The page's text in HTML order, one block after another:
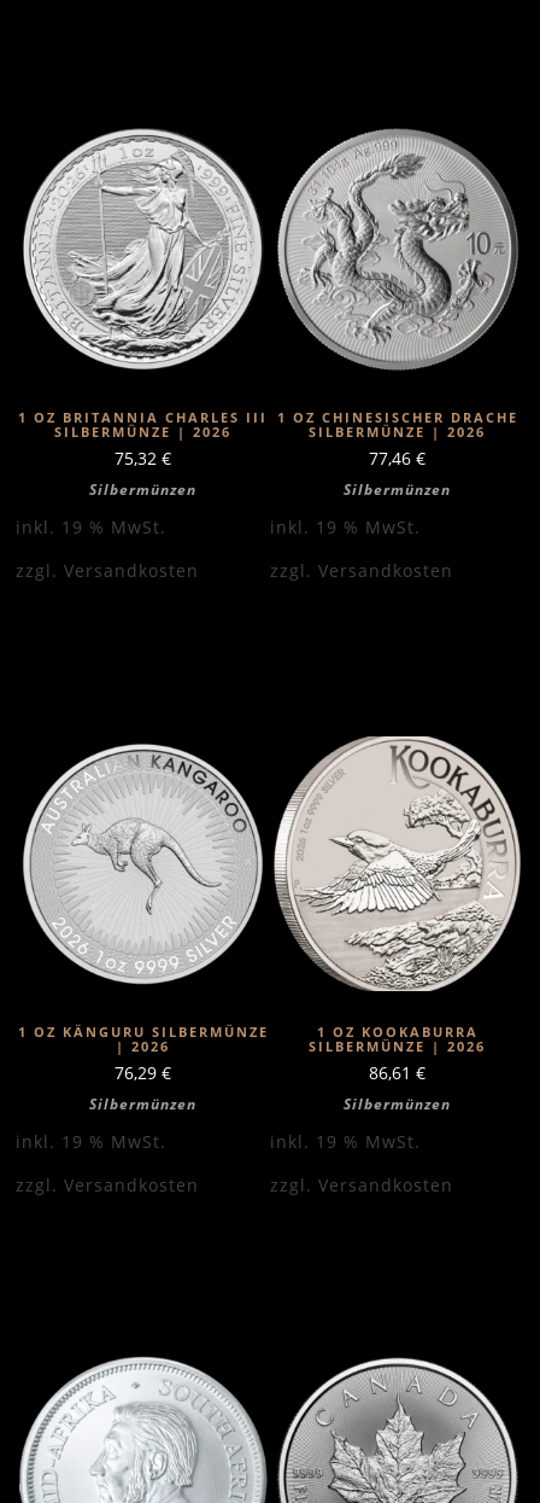
1 OZ BRITANNIA CHARLES III
SILBERMÜNZE | 2026
75,32 €
Silbermünzen
inkl. 19 % MwSt.
zzgl. Versandkosten
1 OZ CHINESISCHER DRACHE
SILBERMÜNZE | 2026
77,46 €
Silbermünzen
inkl. 19 % MwSt.
zzgl. Versandkosten
1 OZ KÄNGURU SILBERMÜNZE
| 2026
76,29 €
Silbermünzen
inkl. 19 % MwSt.
zzgl. Versandkosten
1 OZ KOOKABURRA
SILBERMÜNZE | 2026
86,61 €
Silbermünzen
inkl. 19 % MwSt.
zzgl. Versandkosten